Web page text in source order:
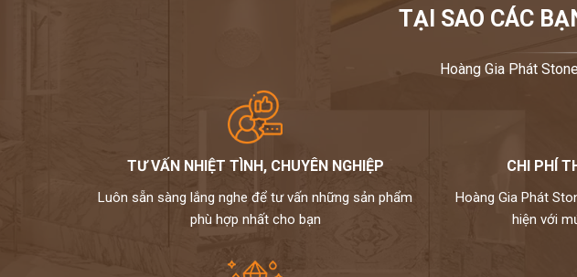
TẠI SAO CÁC
Hoàng Gia Phát
TƯ VẤN NHIỆT TÌNH, CHUYÊN NGHIỆP
Luôn sẵn sàng lắng nghe để tư vấn những sản phẩm
phù hợp nhất cho bạn
CHI PHÍ
Hoàng Gia Phát
hiện với